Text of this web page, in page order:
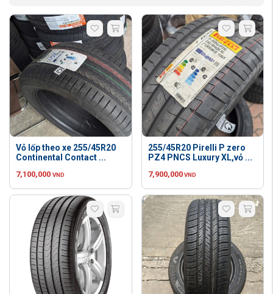
Vỏ lốp theo xe 255/45R20
Continental Contact ...
7,100,000 VND
255/45R20 Pirelli P zero
PZ4 PNCS Luxury XL,vỏ ...
7,900,000 VND